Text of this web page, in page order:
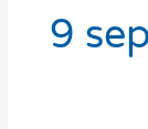
9